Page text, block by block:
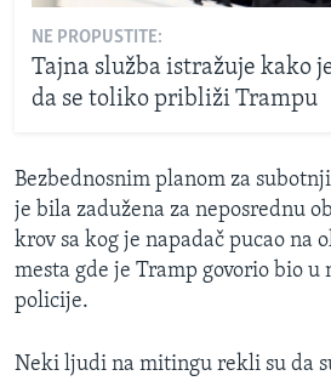
NE PROPUSTITE:
Tajna služba istražuje kako
da se toliko približi Trampu
Bezbednosnim planom za
je bila zadužena za neposrednu
krov sa kog je napadač pucao na
mesta gde je Tramp govorio bio u
policije.
Neki ljudi na mitingu rekli su da